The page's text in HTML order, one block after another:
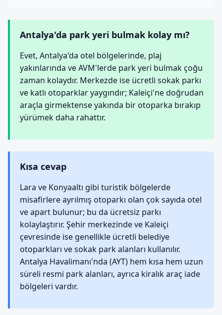
Antalya'da park yeri bulmak kolay mı?
Evet, Antalya'da otel bölgelerinde, plaj
yakınlarında ve AVM'lerde park yeri bulmak çoğu
zaman kolaydır. Merkezde ise ücretli sokak parkı
ve katlı otoparklar yaygındır; Kaleiçi'ne doğrudan
araçla girmektense yakında bir otoparka bırakıp
yürümek daha rahattır.
Kısa cevap
Lara ve Konyaaltı gibi turistik bölgelerde
misafirlere ayrılmış otoparkı olan çok sayıda otel
ve apart bulunur; bu da ücretsiz parkı
kolaylaştırır. Şehir merkezinde ve Kaleiçi
çevresinde ise genellikle ücretli belediye
otoparkları ve sokak park alanları kullanılır.
Antalya Havalimanı'nda (AYT) hem kısa hem uzun
süreli resmi park alanları, ayrıca kiralık araç iade
bölgeleri vardır.